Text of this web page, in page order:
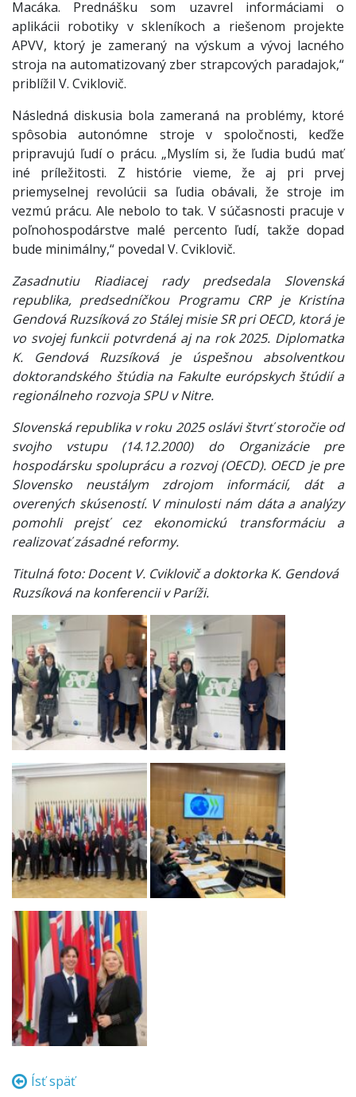
Macáka. Prednášku som uzavrel informáciami o
aplikácii robotiky v skleníkoch a riešenom projekte
APVV, ktorý je zameraný na výskum a vývoj lacného
stroja na automatizovaný zber strapcových paradajok,“
priblížil V. Cviklovič.
Následná diskusia bola zameraná na problémy, ktoré
spôsobia autonómne stroje v spoločnosti, keďže
pripravujú ľudí o prácu. „Myslím si, že ľudia budú mať
iné príležitosti. Z histórie vieme, že aj pri prvej
priemyselnej revolúcii sa ľudia obávali, že stroje im
vezmú prácu. Ale nebolo to tak. V súčasnosti pracuje v
poľnohospodárstve malé percento ľudí, takže dopad
bude minimálny,“ povedal V. Cviklovič.
Zasadnutiu Riadiacej rady predsedala Slovenská
republika, predsedníčkou Programu CRP je Kristína
Gendová Ruzsíková zo Stálej misie SR pri OECD, ktorá je
vo svojej funkcii potvrdená aj na rok 2025. Diplomatka
K. Gendová Ruzsíková je úspešnou absolventkou
doktorandského štúdia na Fakulte európskych štúdií a
regionálneho rozvoja SPU v Nitre.
Slovenská republika v roku 2025 oslávi štvrť storočie od
svojho vstupu (14.12.2000) do Organizácie pre
hospodársku spoluprácu a rozvoj (OECD). OECD je pre
Slovensko neustálym zdrojom informácií, dát a
overených skúseností. V minulosti nám dáta a analýzy
pomohli prejsť cez ekonomickú transformáciu a
realizovať zásadné reformy.
Titulná foto: Docent V. Cviklovič a doktorka K. Gendová
Ruzsíková na konferencii v Paríži.
Ísť späť